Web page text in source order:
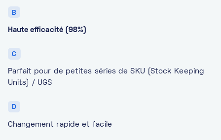
B
Haute efficacité (98%)
C
Parfait pour de petites séries de SKU (Stock Keeping
Units) / UGS
D
Changement rapide et facile